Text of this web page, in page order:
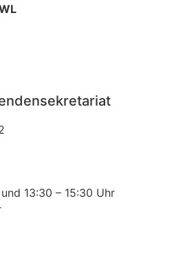
13:30 – 15:30 Uhr